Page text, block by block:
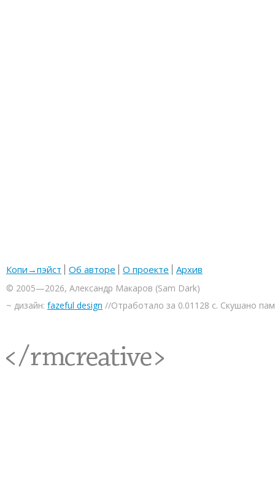
Копи→пэйст Об авторе О проекте Архив
© 2005—2026, Александр Макаров (Sam Dark)
~ дизайн: fazeful design //Отработало за 0.01128 с. Скушано
<rmcreative/>